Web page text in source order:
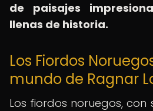
de paisajes
llenas de historia.
Los Fiordos
mundo de Ragnar
Los fiordos noruegos, con